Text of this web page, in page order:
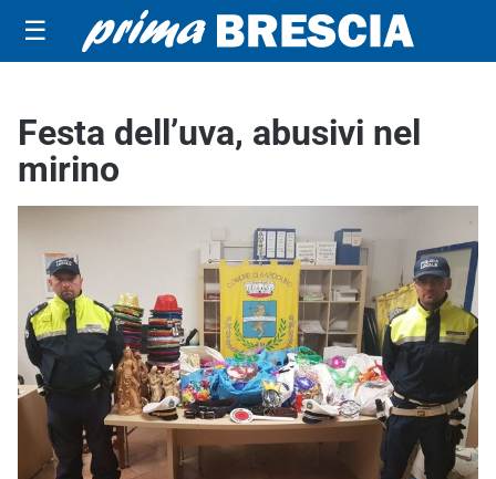
☰
Festa dell’uva, abusivi nel
mirino